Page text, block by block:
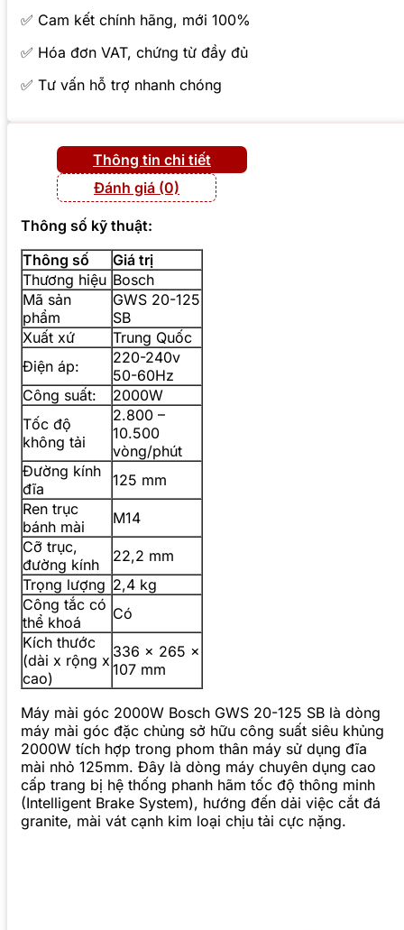
✅ Cam kết chính hãng, mới 100%
✅ Hóa đơn VAT, chứng từ đầy đủ
✅ Tư vấn hỗ trợ nhanh chóng
Thông tin chi tiết
Đánh giá (0)
Thông số kỹ thuật:
Thông số
Giá trị
Thương hiệu Bosch
Mã sản
phẩm
GWS 20-125
SB
Xuất xứ
Trung Quốc
Điện áp:
220-240v
50-60Hz
Công suất:
2000W
Tốc độ
không tải
2.800 –
10.500
vòng/phút
Đường kính
đĩa
125 mm
Ren trục
bánh mài
M14
Cỡ trục,
đường kính
22,2 mm
Trọng lượng 2,4 kg
Công tắc có
thể khoá
Có
Kích thước
(dài x rộng x
cao)
336 x 265 x
107 mm
Máy mài góc 2000W Bosch GWS 20-125 SB là dòng
máy mài góc đặc chủng sở hữu công suất siêu khủng
2000W tích hợp trong phom thân máy sử dụng đĩa
mài nhỏ 125mm. Đây là dòng máy chuyên dụng cao
cấp trang bị hệ thống phanh hãm tốc độ thông minh
(Intelligent Brake System), hướng đến dải việc cắt đá
granite, mài vát cạnh kim loại chịu tải cực nặng.